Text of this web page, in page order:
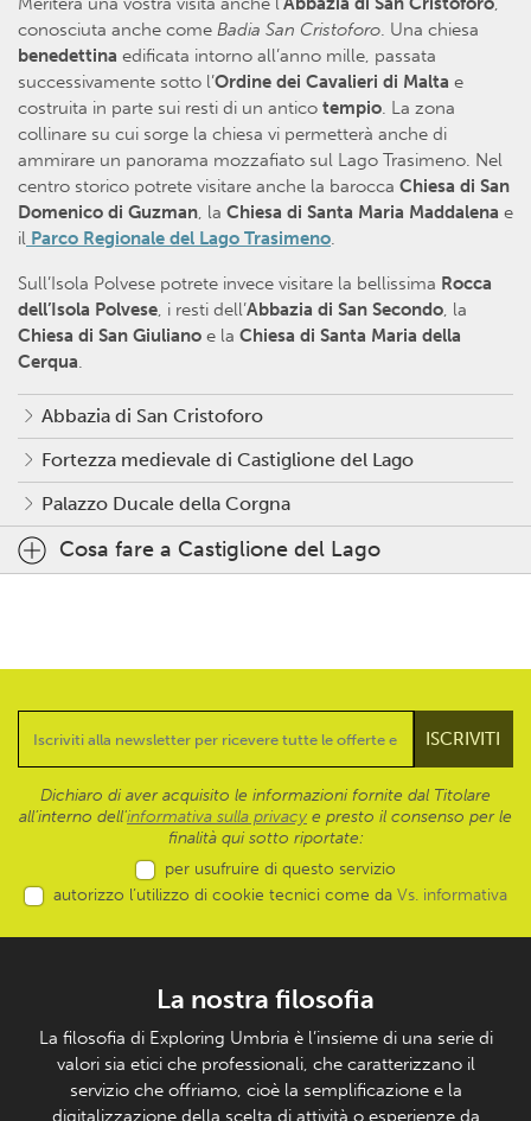
conosciuta anche come Badia San Cristoforo. Una chiesa
benedettina edificata intorno all’anno mille, passata
successivamente sotto l’Ordine dei Cavalieri di Malta e
costruita in parte sui resti di un antico tempio. La zona
collinare su cui sorge la chiesa vi permetterà anche di
ammirare un panorama mozzafiato sul Lago Trasimeno. Nel
centro storico potrete visitare anche la barocca Chiesa di San
Domenico di Guzman, la Chiesa di Santa Maria Maddalena e
il Parco Regionale del Lago Trasimeno.
Sull’Isola Polvese potrete invece visitare la bellissima Rocca
dell’Isola Polvese, i resti dell’Abbazia di San Secondo, la
Chiesa di San Giuliano e la Chiesa di Santa Maria della
Cerqua.
Abbazia di San Cristoforo
Fortezza medievale di Castiglione del Lago
Palazzo Ducale della Corgna
Cosa fare a Castiglione del Lago
Dichiaro di aver acquisito le informazioni fornite dal Titolare
all’interno dell'informativa sulla privacy e presto il consenso per le
finalità qui sotto riportate:
per usufruire di questo servizio
autorizzo l’utilizzo di cookie tecnici come da Vs. informativa
La nostra filosofia
La filosofia di Exploring Umbria è l’insieme di una serie di
valori sia etici che professionali, che caratterizzano il
servizio che offriamo, cioè la semplificazione e la
digitalizzazione della scelta di attività o esperienze da